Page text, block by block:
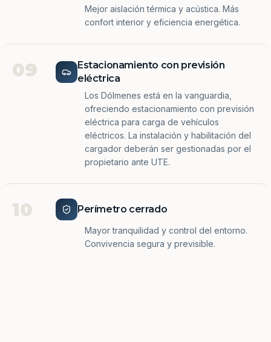
Mejor aislación térmica y acústica. Más
confort interior y eficiencia energética.
09
Estacionamiento con previsión
eléctrica
Los Dólmenes está en la vanguardia,
ofreciendo estacionamiento con previsión
eléctrica para carga de vehículos
eléctricos. La instalación y habilitación del
cargador deberán ser gestionadas por el
propietario ante UTE.
10 Perímetro cerrado
Mayor tranquilidad y control del entorno.
Convivencia segura y previsible.